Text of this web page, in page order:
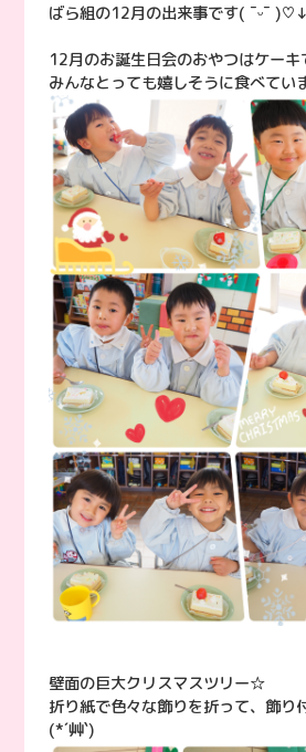
ばら組の12月の出来事です( ¯ᵕ¯
12月のお誕生日会のおやつはケーキ
みんなとっても嬉しそうに食べて
壁面の巨大クリスマスツリー☆
折り紙で色々な飾りを折って、飾り
(*´艸`)